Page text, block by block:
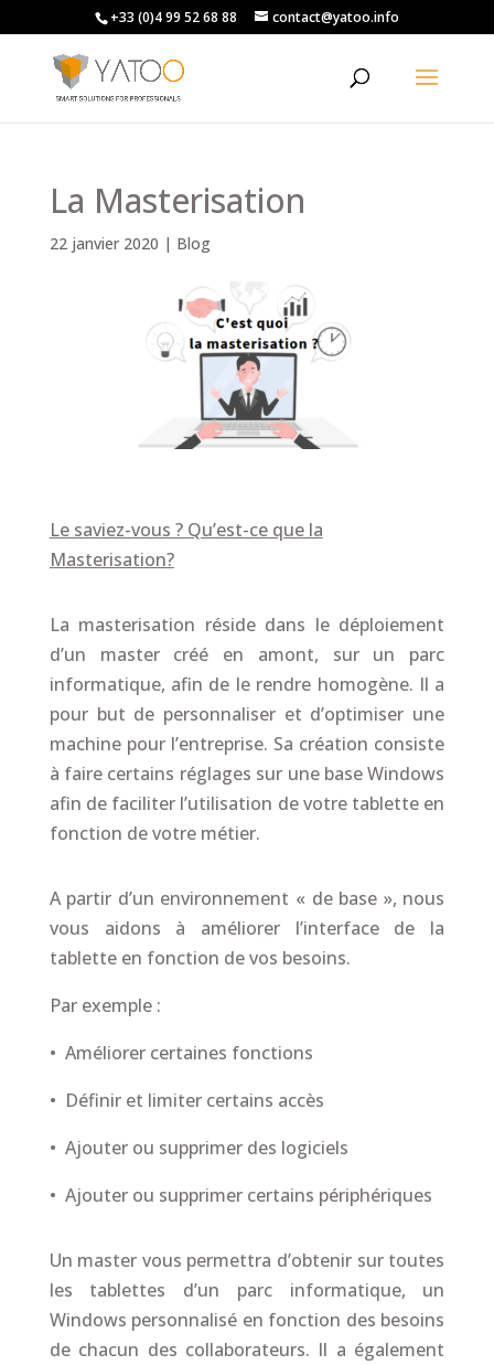
+33 (0)4 99 52 68 88 contact@yatoo.info
La Masterisation
22 janvier 2020 | Blog
Le saviez-vous ? Qu’est-ce que la
Masterisation?
La masterisation réside dans le déploiement
d’un master créé en amont, sur un parc
informatique, afin de le rendre homogène. Il a
pour but de personnaliser et d’optimiser une
machine pour l’entreprise. Sa création consiste
à faire certains réglages sur une base Windows
afin de faciliter l’utilisation de votre tablette en
fonction de votre métier.
A partir d’un environnement « de base », nous
vous aidons à améliorer l’interface de la
tablette en fonction de vos besoins.
Par exemple :
• Améliorer certaines fonctions
• Définir et limiter certains accès
• Ajouter ou supprimer des logiciels
• Ajouter ou supprimer certains périphériques
Un master vous permettra d’obtenir sur toutes
les tablettes d’un parc informatique, un
Windows personnalisé en fonction des besoins
de chacun des collaborateurs. Il a également